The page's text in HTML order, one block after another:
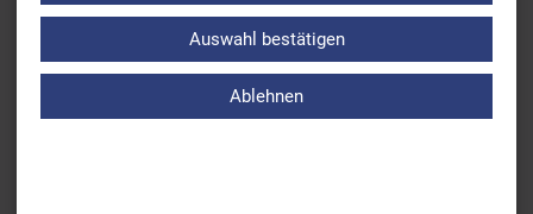
Paralympics-Update: Platz 6 und Deutscher Rekord für
Taliso Engel über 400m Freistil
Auswahl bestätigen
Ablehnen